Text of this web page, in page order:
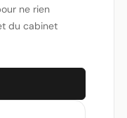
ne rien
du cabinet